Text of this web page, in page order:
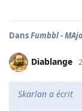
DansFumbbl -
Diablange
Skarlan a écrit